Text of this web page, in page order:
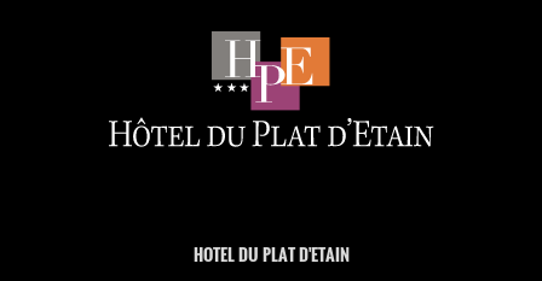
HOTEL DU PLAT D'ETAIN